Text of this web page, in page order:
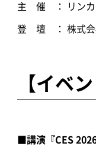
主 催 ： リンカ
登 壇 ： 株式会
【イベ
■講演『CES